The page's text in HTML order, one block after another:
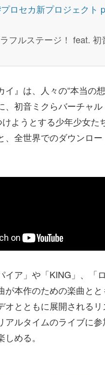
ロセカ新プロジェクト
フルステージ！ feat. 初
イ』は、人々の“本当の
、初音ミクらバーチャ
けようとする少年少女
、全世界でのダウンロ
イア」や「KING」、「
が本作のための楽曲と
オとともに展開される
アルタイムのライブに
める。